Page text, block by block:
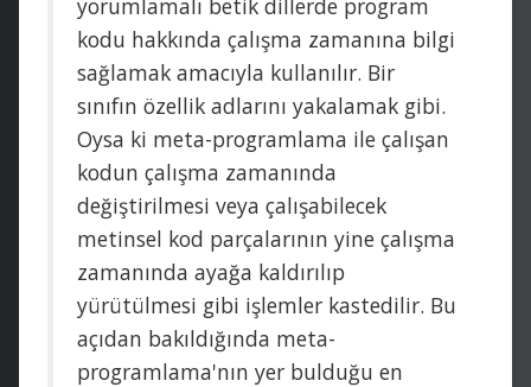
yorumlamalı betik dillerde program
kodu hakkında çalışma zamanına bilgi
sağlamak amacıyla kullanılır. Bir
sınıfın özellik adlarını yakalamak gibi.
Oysa ki meta-programlama ile çalışan
kodun çalışma zamanında
değiştirilmesi veya çalışabilecek
metinsel kod parçalarının yine çalışma
zamanında ayağa kaldırılıp
yürütülmesi gibi işlemler kastedilir. Bu
açıdan bakıldığında meta-
programlama'nın yer bulduğu en